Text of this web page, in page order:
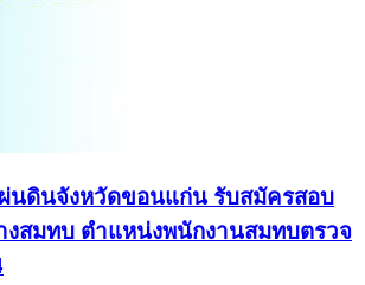
นดินจังหวัดขอนแก่น รับสมัครสอบ
งสมทบ ตำแหน่งพนักงานสมทบตรวจ